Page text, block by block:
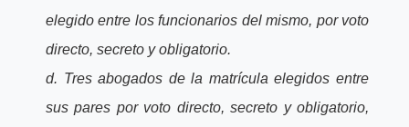
elegido entre los funcionarios del mismo, por voto
directo, secreto y obligatorio.
d. Tres abogados de la matrícula elegidos entre
sus pares por voto directo, secreto y obligatorio,